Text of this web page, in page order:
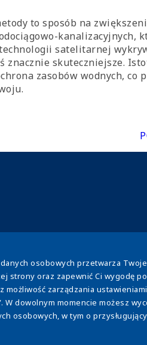
to sposób na
kanalizacyjnych,
satelitarnej
znacznie skuteczniejsze.
zasobów wodnych, co
Osady ściekowe
o plikach cookies
osobowych przetwarza
strony oraz zapewnić Ci
zarządzania
W dowolnym momencie możesz
osobowych, w tym o